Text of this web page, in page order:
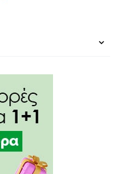
EXTRACT, GLYCERYL
mineral oil free